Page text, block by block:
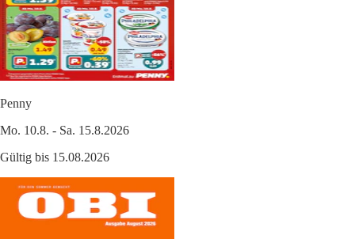
Penny
Mo. 10.8. - Sa. 15.8.2026
Gültig bis 15.08.2026